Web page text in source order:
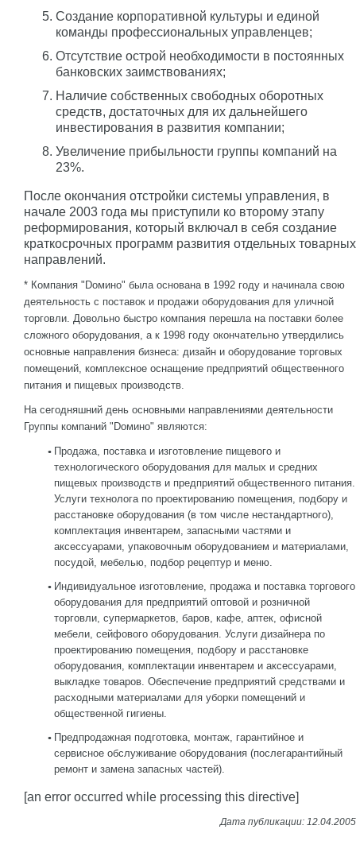
Создание корпоративной культуры и единой
команды профессиональных управленцев;
Отсутствие острой необходимости в постоянных
банковских заимствованиях;
Наличие собственных свободных оборотных
средств, достаточных для их дальнейшего
инвестирования в развития компании;
Увеличение прибыльности группы компаний на
23%.
После окончания отстройки системы управления, в
начале 2003 года мы приступили ко второму этапу
реформирования, который включал в себя создание
краткосрочных программ развития отдельных товарных
направлений.
* Компания "Dомино" была основана в 1992 году и начинала свою
деятельность с поставок и продажи оборудования для уличной
торговли. Довольно быстро компания перешла на поставки более
сложного оборудования, а к 1998 году окончательно утвердились
основные направления бизнеса: дизайн и оборудование торговых
помещений, комплексное оснащение предприятий общественного
питания и пищевых производств.
На сегодняшний день основными направлениями деятельности
Группы компаний "Dомино" являются:
Продажа, поставка и изготовление пищевого и
технологического оборудования для малых и средних
пищевых производств и предприятий общественного питания.
Услуги технолога по проектированию помещения, подбору и
расстановке оборудования (в том числе нестандартного),
комплектация инвентарем, запасными частями и
аксессуарами, упаковочным оборудованием и материалами,
посудой, мебелью, подбор рецептур и меню.
Индивидуальное изготовление, продажа и поставка торгового
оборудования для предприятий оптовой и розничной
торговли, супермаркетов, баров, кафе, аптек, офисной
мебели, сейфового оборудования. Услуги дизайнера по
проектированию помещения, подбору и расстановке
оборудования, комплектации инвентарем и аксессуарами,
выкладке товаров. Обеспечение предприятий средствами и
расходными материалами для уборки помещений и
общественной гигиены.
Предпродажная подготовка, монтаж, гарантийное и
сервисное обслуживание оборудования (послегарантийный
ремонт и замена запасных частей).
[an error occurred while processing this directive]